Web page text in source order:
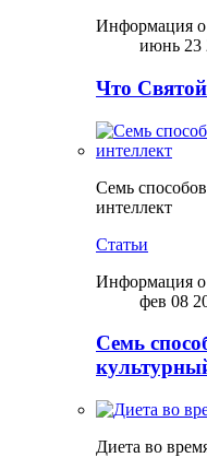
Информация о
июнь 23
Что
Семь
интеллект
Статьи
Информация о
фев 08
Семь
Диета во